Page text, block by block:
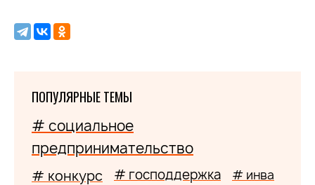
ПОПУЛЯРНЫЕ ТЕМЫ
# социальное
предпринимательство
# конкурс # господдержка # инва